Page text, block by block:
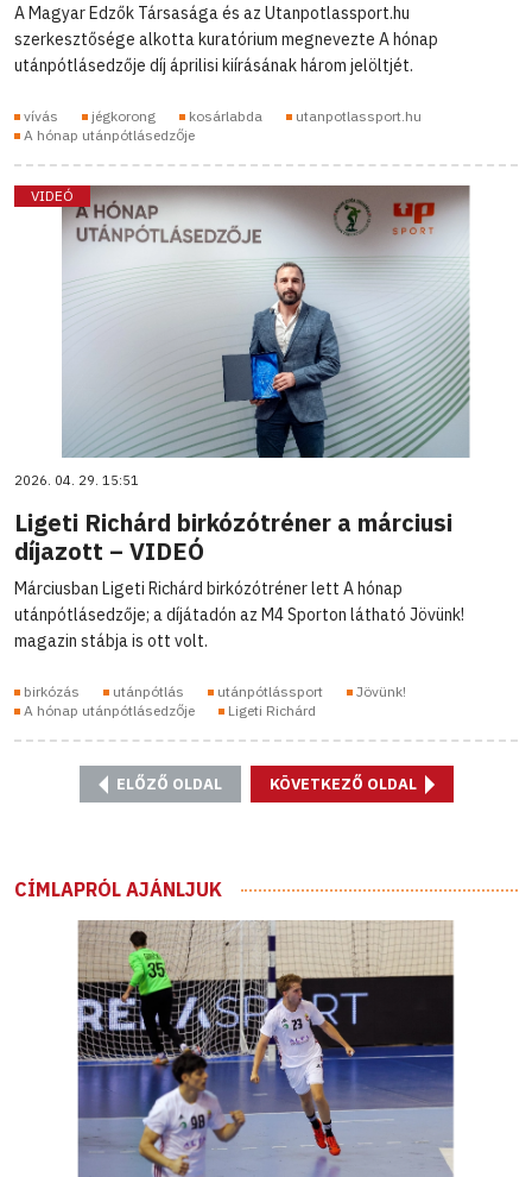
A Magyar Edzők Társasága és az Utanpotlassport.hu
szerkesztősége alkotta kuratórium megnevezte A hónap
utánpótlásedzője díj áprilisi kiírásának három jelöltjét.
vívás jégkorong kosárlabda
utanpotlassport.hu
A hónap utánpótlásedzője
VIDEÓ
2026. 04. 29. 15:51
Ligeti Richárd birkózótréner a márciusi
díjazott – VIDEÓ
Márciusban Ligeti Richárd birkózótréner lett A hónap
utánpótlásedzője; a díjátadón az M4 Sporton látható Jövünk!
magazin stábja is ott volt.
birkózás utánpótlás utánpótlássport
Jövünk!
A hónap utánpótlásedzője
Ligeti Richárd
ELŐZŐ OLDAL KÖVETKEZŐ OLDAL
CÍMLAPRÓL AJÁNLJUK